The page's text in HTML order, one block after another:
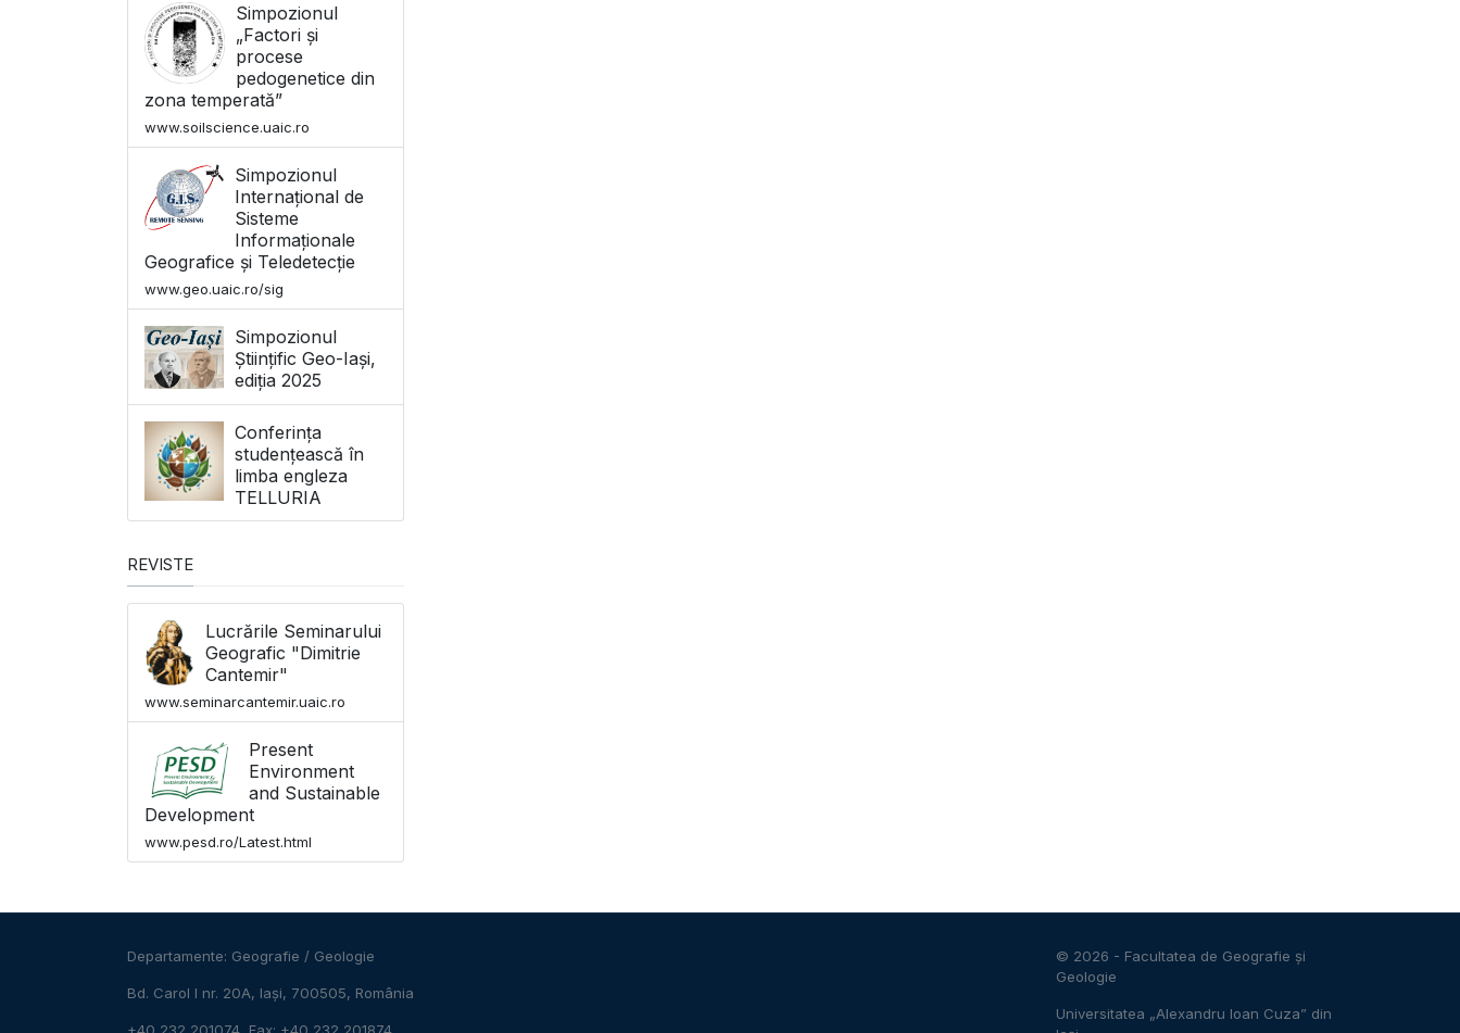
Simpozionul
„Factori și
procese
pedogenetice din
zona temperată”
www.soilscience.uaic.ro
Simpozionul
Internațional de
Sisteme
Informaționale
Geografice și Teledetecție
www.geo.uaic.ro/sig
Simpozionul
Științific Geo-Iași,
ediția 2025
Conferința
studențească în
limba engleza
TELLURIA
REVISTE
Lucrările Seminarului
Geografic "Dimitrie
Cantemir"
www.seminarcantemir.uaic.ro
Present
Environment
and Sustainable
Development
www.pesd.ro/Latest.html
Departamente: Geografie / Geologie
Bd. Carol I nr. 20A, Iași, 700505, România
+40 232 201074, Fax: +40 232 201874
© 2026 - Facultatea de Geografie și
Geologie
Universitatea „Alexandru Ioan Cuza” din